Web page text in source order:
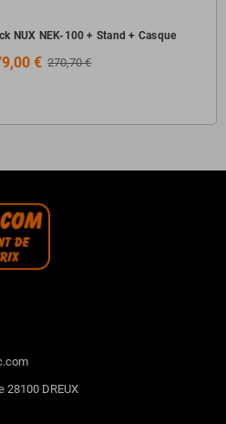
NUX NEK-100 + Stand + Casque
€ 270,70 €
28100 DREUX